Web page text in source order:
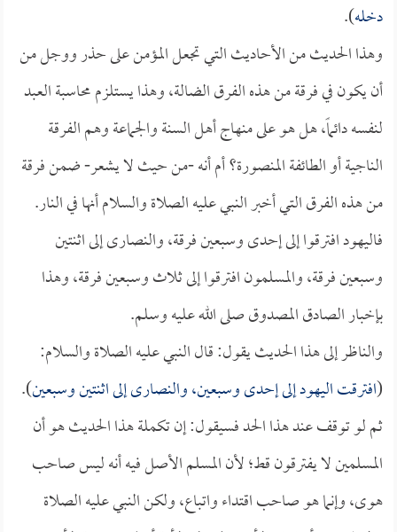
دخله).
وهذا الحديث من الأحاديث التي تجعل المؤمن على حذر ووجل من
أن يكون في فرقة من هذه الفرق الضالة، وهذا يستلزم محاسبة العبد
لنفسه دائماً، هل هو على منهاج أهل السنة والجماعة وهم الفرقة
الناجية أو الطائفة المنصورة؟ أم أنه -من حيث لا يشعر- ضمن فرقة
من هذه الفرق التي أخبر النبي عليه الصلاة والسلام أنها في النار.
فاليهود افترقوا إلى إحدى وسبعين فرقة، والنصارى إلى اثنتين
وسبعين فرقة، والمسلمون افترقوا إلى ثلاث وسبعين فرقة، وهذا
بإخبار الصادق المصدوق صلى الله عليه وسلم.
والناظر إلى هذا الحديث يقول: قال النبي عليه الصلاة والسلام:
(افترقت اليهود إلى إحدى وسبعين، والنصارى إلى اثنتين وسبعين).
ثم لو توقف عند هذا الحد فسيقول: إن تكملة هذا الحديث هو أن
المسلمين لا يفترقون قط؛ لأن المسلم الأصل فيه أنه ليس صاحب
هوى، وإنما هو صاحب اقتداء واتباع، ولكن النبي عليه الصلاة